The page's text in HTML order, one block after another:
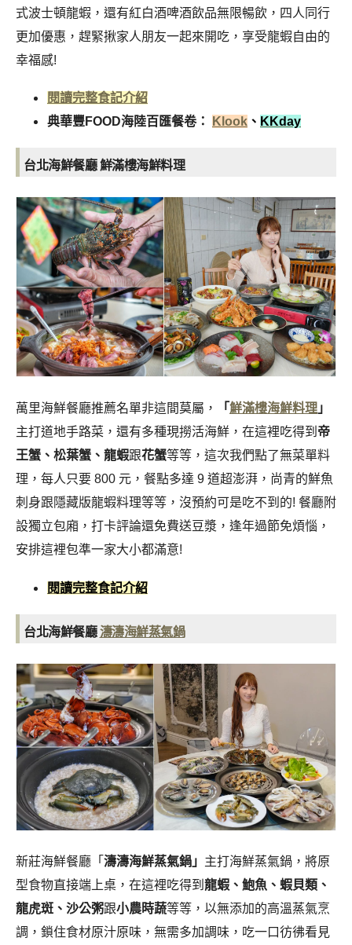
式波士頓龍蝦，還有紅白酒啤酒飲品無限暢飲，四人同行
更加優惠，趕緊揪家人朋友一起來開吃，享受龍蝦自由的
幸福感!
閱讀完整食記介紹
典華豐FOOD海陸百匯餐卷：
Klook 、 KKday
台北海鮮餐廳 鮮滿樓海鮮料理
萬里海鮮餐廳推薦名單非這間莫屬， 「鮮滿樓海鮮料理 」
主打道地手路菜，還有多種現撈活海鮮，在這裡吃得到 帝
王蟹、松葉蟹、 龍蝦跟花蟹等等，這次我們點了無菜單料
理，每人只要 800 元，餐點多達 9 道超澎湃，尚青的鮮魚
刺身跟隱藏版龍蝦料理等等，沒預約可是吃不到的! 餐廳附
設獨立包廂，打卡評論還免費送豆漿，逢年過節免煩惱，
安排這裡包準一家大小都滿意!
閱讀完整食記介紹
台北海鮮餐廳濤濤海鮮蒸氣鍋
新莊海鮮餐廳「 濤濤海鮮蒸氣鍋」 主打海鮮蒸氣鍋，將原
型食物直接端上桌，在這裡吃得到 龍蝦、鮑魚、蝦貝類、
龍虎斑、 沙公粥跟小農時蔬等等，以無添加的高溫蒸氣烹
調，鎖住食材原汁原味，無需多加調味，吃一口彷彿看見